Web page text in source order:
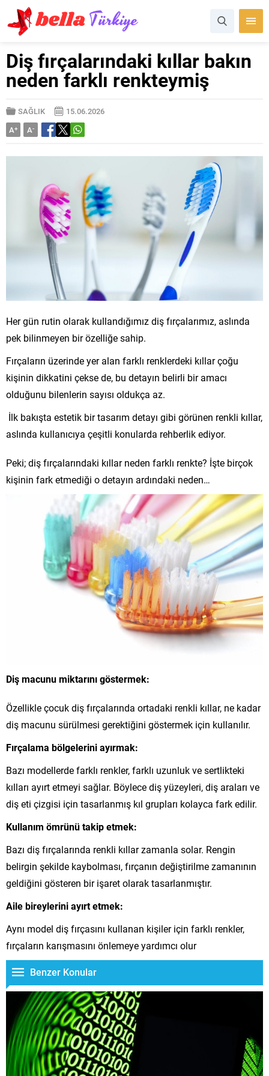
Diş fırçalarındaki kıllar bakın
neden farklı renkteymiş
SAĞLIK
15.06.2026
A+ A-
Her gün rutin olarak kullandığımız diş fırçalarımız, aslında
pek bilinmeyen bir özelliğe sahip.
Fırçaların üzerinde yer alan farklı renklerdeki kıllar çoğu
kişinin dikkatini çekse de, bu detayın belirli bir amacı
olduğunu bilenlerin sayısı oldukça az.
İlk bakışta estetik bir tasarım detayı gibi görünen renkli kıllar,
aslında kullanıcıya çeşitli konularda rehberlik ediyor.
Peki; diş fırçalarındaki kıllar neden farklı renkte? İşte birçok
kişinin fark etmediği o detayın ardındaki neden…
Diş macunu miktarını göstermek:
Özellikle çocuk diş fırçalarında ortadaki renkli kıllar, ne kadar
diş macunu sürülmesi gerektiğini göstermek için kullanılır.
Fırçalama bölgelerini ayırmak:
Bazı modellerde farklı renkler, farklı uzunluk ve sertlikteki
kılları ayırt etmeyi sağlar. Böylece diş yüzeyleri, diş araları ve
diş eti çizgisi için tasarlanmış kıl grupları kolayca fark edilir.
Kullanım ömrünü takip etmek:
Bazı diş fırçalarında renkli kıllar zamanla solar. Rengin
belirgin şekilde kaybolması, fırçanın değiştirilme zamanının
geldiğini gösteren bir işaret olarak tasarlanmıştır.
Aile bireylerini ayırt etmek:
Aynı model diş fırçasını kullanan kişiler için farklı renkler,
fırçaların karışmasını önlemeye yardımcı olur
Benzer Konular